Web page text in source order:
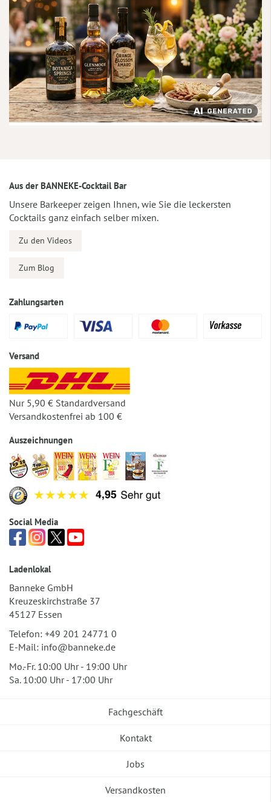
Aus der BANNEKE-Cocktail Bar
Unsere Barkeeper zeigen Ihnen, wie Sie die leckersten
Cocktails ganz einfach selber mixen.
Zu den Videos
Zum Blog
Zahlungsarten
Versand
Nur 5,90 € Standardversand
Versandkostenfrei ab 100 €
Auszeichnungen
Social Media
Ladenlokal
Banneke GmbH
Kreuzeskirchstraße 37
45127 Essen
Telefon: +49 201 24771 0
E-Mail: info@banneke.de
Mo.-Fr. 10:00 Uhr - 19:00 Uhr
Sa. 10:00 Uhr - 17:00 Uhr
Fachgeschäft
Kontakt
Jobs
Versandkosten